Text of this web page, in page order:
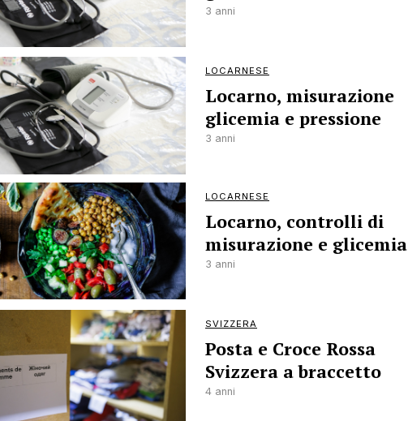
3 anni
LOCARNESE
Locarno, misurazione
glicemia e pressione
3 anni
LOCARNESE
Locarno, controlli di
misurazione e glicemia
3 anni
SVIZZERA
Posta e Croce Rossa
Svizzera a braccetto
4 anni